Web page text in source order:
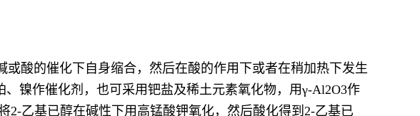
酸的催化下自身缩合，然后在酸的作用下或者在稍加热下发生
镍作催化剂，也可采用钯盐及稀土元素氧化物，用γ-Al2O3作
2-乙基已醇在碱性下用高锰酸钾氧化，然后酸化得到2-乙基已